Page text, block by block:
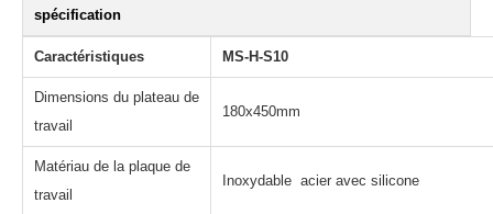
spécification
Caractéristiques MS-H-S10
Dimensions du plateau de
travail
180x450mm
Matériau de la plaque de
travail
Inoxydable acier avec silicone